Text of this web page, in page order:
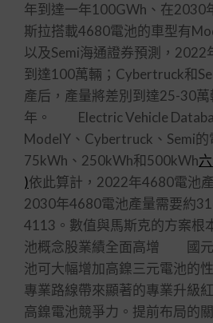
年到達一年100GWh、在2030
斯拉搭載4680電池的車型有
以及Semi海通證券預測，2022
到達100萬輛；Cybertruck和
產后，產量將差別到達25-30
年。 Electric Vehicle
ModelY、Cybertruck、Semi
75kWh、250kWh和500kWh
)依此算計，2022年4680電池
2030年4680電池產量需要約
4113。數值與馬斯克的方案
池概念股業績全面高增 國元
池可大幅增加高鎳三元電池的
專業路線帶來顯著的專業升級
高鎳電池競爭力。提前布局的